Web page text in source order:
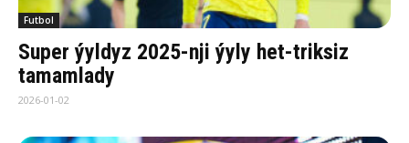
Futbol
Super ýyldyz 2025-nji ýyly het-triksiz
tamamlady
2026-01-02